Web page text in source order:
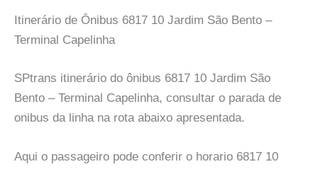
Itinerário de Ônibus 6817 10 Jardim São Bento –
Terminal Capelinha
SPtrans itinerário do ônibus 6817 10 Jardim São
Bento – Terminal Capelinha, consultar o parada de
onibus da linha na rota abaixo apresentada.
Aqui o passageiro pode conferir o horario 6817 10